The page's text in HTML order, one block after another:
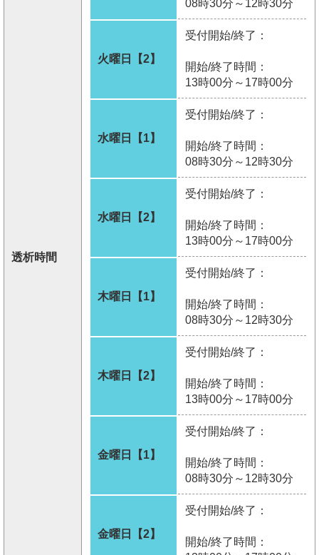
透析時間
08時30分～12時30分
火曜日【2】
受付開始/終了：
開始/終了時間：
13時00分～17時00分
水曜日【1】
受付開始/終了：
開始/終了時間：
08時30分～12時30分
水曜日【2】
受付開始/終了：
開始/終了時間：
13時00分～17時00分
木曜日【1】
受付開始/終了：
開始/終了時間：
08時30分～12時30分
木曜日【2】
受付開始/終了：
開始/終了時間：
13時00分～17時00分
金曜日【1】
受付開始/終了：
開始/終了時間：
08時30分～12時30分
金曜日【2】
受付開始/終了：
開始/終了時間：